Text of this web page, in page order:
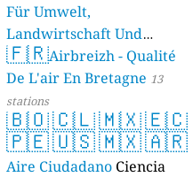
Für Umwelt,
Landwirtschaft Und
Geologie) 50 stations
🇫🇷Airbreizh - Qualité
De L'air En Bretagne 13
stations
🇧🇴🇨🇱🇲🇽🇪🇨
🇵🇪🇺🇸🇲🇽🇦🇷
Aire Ciudadano Ciencia